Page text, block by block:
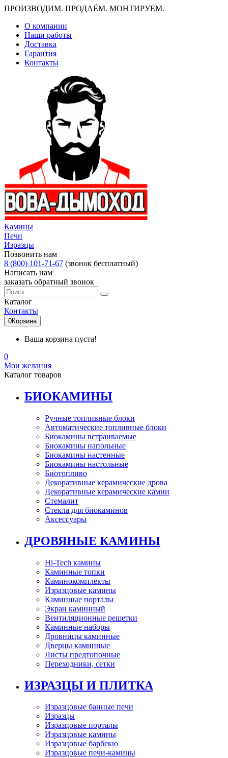
ПРОИЗВОДИМ. ПРОДАЁМ. МОНТИРУЕМ.
О компании
Наши работы
Доставка
Гарантия
Контакты
Камины
Печи
Изразцы
Позвонить нам
8 (800) 101-71-67 (звонок бесплатный)
Написать нам
заказать обратный звонок
Каталог
Контакты
0Корзина
Ваша корзина пуста!
0
Мои желания
Каталог товаров
БИОКАМИНЫ
Ручные топливные блоки
Автоматические топливные блоки
Биокамины встраиваемые
Биокамины напольные
Биокамины настенные
Биокамины настольные
Биотопливо
Декоративные керамические дрова
Декоративные керамические камни
Стемалит
Стекла для биокаминов
Аксессуары
ДРОВЯНЫЕ КАМИНЫ
Hi-Tech камины
Каминные топки
Каминокомплекты
Изразцовые камины
Каминные порталы
Экран каминный
Вентиляционные решетки
Каминные наборы
Дровницы каминные
Дверцы каминные
Листы предтопочные
Переходники, сетки
ИЗРАЗЦЫ И ПЛИТКА
Изразцовые банные печи
Изразцы
Изразцовые порталы
Изразцовые камины
Изразцовые барбекю
Изразцовые печи-камины